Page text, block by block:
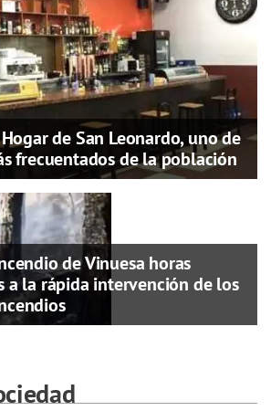
de San Leonardo, uno de
frecuentados de la población
de Vinuesa horas
a la rápida intervención de los